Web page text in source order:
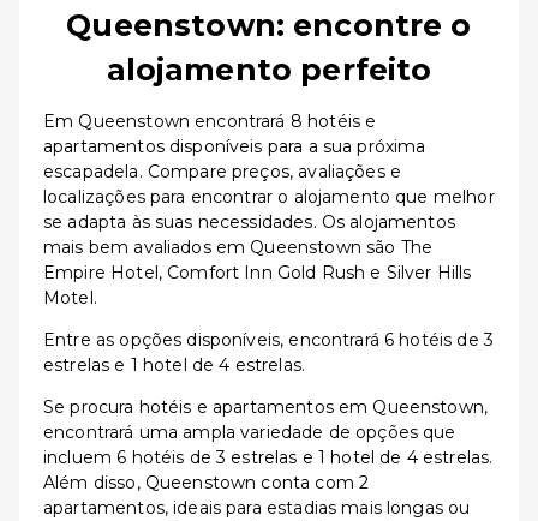
Queenstown: encontre o
alojamento perfeito
Em Queenstown encontrará 8 hotéis e
apartamentos disponíveis para a sua próxima
escapadela. Compare preços, avaliações e
localizações para encontrar o alojamento que melhor
se adapta às suas necessidades. Os alojamentos
mais bem avaliados em Queenstown são The
Empire Hotel, Comfort Inn Gold Rush e Silver Hills
Motel.
Entre as opções disponíveis, encontrará 6 hotéis de 3
estrelas e 1 hotel de 4 estrelas.
Se procura hotéis e apartamentos em Queenstown,
encontrará uma ampla variedade de opções que
incluem 6 hotéis de 3 estrelas e 1 hotel de 4 estrelas.
Além disso, Queenstown conta com 2
apartamentos, ideais para estadias mais longas ou